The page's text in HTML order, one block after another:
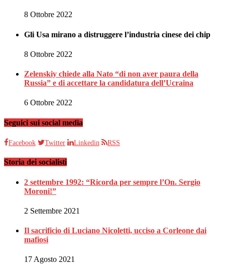
8 Ottobre 2022
Gli Usa mirano a distruggere l’industria cinese dei chip
8 Ottobre 2022
Zelenskiy chiede alla Nato “di non aver paura della
Russia” e di accettare la candidatura dell’Ucraina
6 Ottobre 2022
Seguici sui social media
Facebook Twitter Linkedin RSS
Storia dei socialisti
2 settembre 1992: “Ricorda per sempre l’On. Sergio
Moroni!”
2 Settembre 2021
Il sacrificio di Luciano Nicoletti, ucciso a Corleone dai
mafiosi
17 Agosto 2021